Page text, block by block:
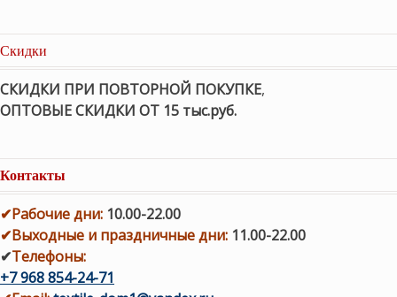
Скидки
СКИДКИ ПРИ ПОВТОРНОЙ ПОКУПКЕ,
ОПТОВЫЕ СКИДКИ ОТ 15 тыс.руб.
Контакты
✔Рабочие дни: 10.00-22.00
✔Выходные и праздничные дни: 11.00-22.00
✔Телефоны:
+7 968 854-24-71